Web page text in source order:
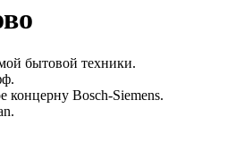
бытовой техники.
Bosch-Siemens.